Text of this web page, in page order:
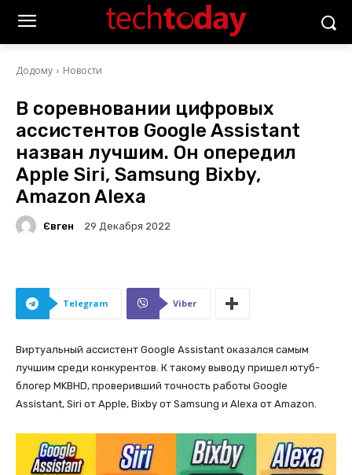
Додому Новости
В соревновании цифровых
ассистентов Google Assistant
назван лучшим. Он опередил
Apple Siri, Samsung Bixby,
Amazon Alexa
Євген 29 Декабря 2022
Telegram Viber
Виртуальный ассистент Google Assistant оказался самым
лучшим среди конкурентов. К такому выводу пришел ютуб-
блогер MKBHD, проверивший точность работы Google
Assistant, Siri от Apple, Bixby от Samsung и Alexa от Amazon.